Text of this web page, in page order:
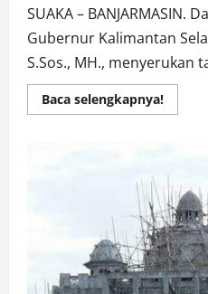
SUAKA – BANJARMASIN.
Gubernur Kalimantan
S.Sos., MH., menyerukan
Baca selengkapnya!Read
more
Perangi
Korupsi
dan